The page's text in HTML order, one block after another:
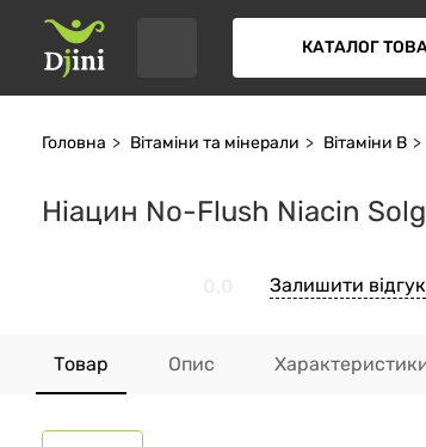
КАТАЛОГ
Головна Вітаміни та мінерали Вітаміни В
Ніацин No-Flush Niacin
Залишити відгук
Товар Опис